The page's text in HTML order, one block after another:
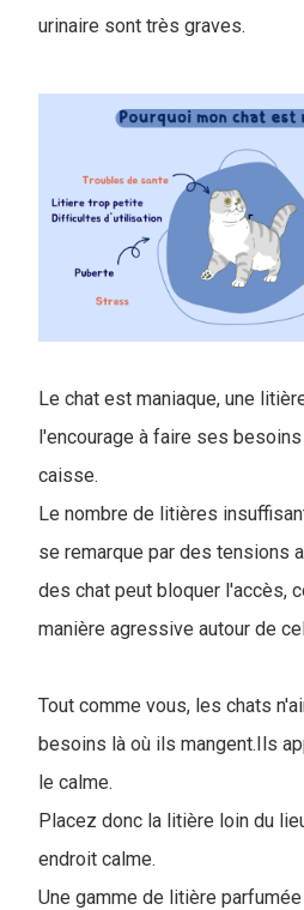
urinaire sont très graves.
Le chat est maniaque, une
l'encourage à faire ses
caisse.
Le nombre de litières
se remarque par des tensions
des chat peut bloquer l'accès,
manière agressive autour de
Tout comme vous, les chats
besoins là où ils mangent.Ils
le calme.
Placez donc la litière loin du
endroit calme.
Une gamme de litière